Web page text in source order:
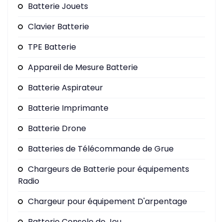
Batterie Jouets
Clavier Batterie
TPE Batterie
Appareil de Mesure Batterie
Batterie Aspirateur
Batterie Imprimante
Batterie Drone
Batteries de Télécommande de Grue
Chargeurs de Batterie pour équipements
Radio
Chargeur pour équipement D'arpentage